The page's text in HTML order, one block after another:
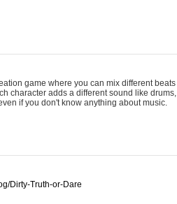
game where you can mix different beats
character adds a different sound like drums,
if you don't know anything about music.
Dirty-Truth-or-Dare